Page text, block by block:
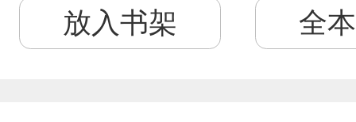
放入书架 全